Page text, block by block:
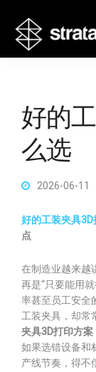
好的
么选
2026-06-11
好的工装夹具
点
在制造业越来越
再是“只要能用
率甚至员工安全
工装夹具，却常
夹具3D打印方案
如果选错设备和
产线节奏，得不